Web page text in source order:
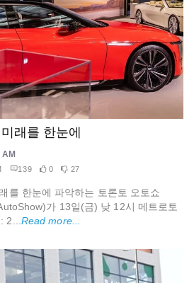
래를 한눈에
139 0 27
를 한눈에 파악하는 토론토 오토쇼
가 13일(금) 낮 12시 메트로토
2... Read more...